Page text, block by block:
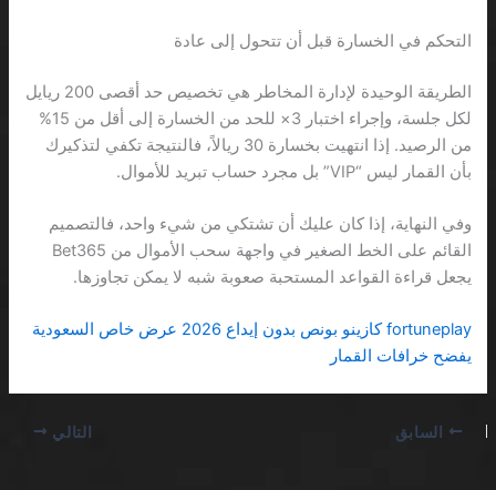
التحكم في الخسارة قبل أن تتحول إلى عادة
الطريقة الوحيدة لإدارة المخاطر هي تخصيص حد أقصى 200 ريايل
لكل جلسة، وإجراء اختبار 3× للحد من الخسارة إلى أقل من 15%
من الرصيد. إذا انتهيت بخسارة 30 ريالاً، فالنتيجة تكفي لتذكيرك
بأن القمار ليس “VIP” بل مجرد حساب تبريد للأموال.
وفي النهاية، إذا كان عليك أن تشتكي من شيء واحد، فالتصميم
القائم على الخط الصغير في واجهة سحب الأموال من Bet365
يجعل قراءة القواعد المستحبة صعوبة شبه لا يمكن تجاوزها.
fort​uneplay كازينو بونص بدون إيداع 2026 عرض خاص السعودية
يفضح خرافات القمار
السابق التالي